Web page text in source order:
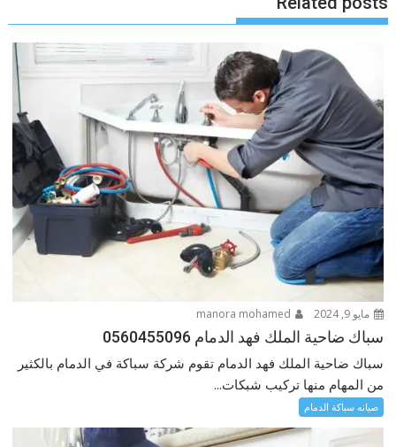
مايو 9, 2024
سباك ضاحية الملك فهد الدمام 0560455096
سباك ضاحية الملك فهد الدمام تقوم شركة سباكة في الدمام بالكثير
من المهام منها تركيب شبكات...
صيانه سباكة الدمام